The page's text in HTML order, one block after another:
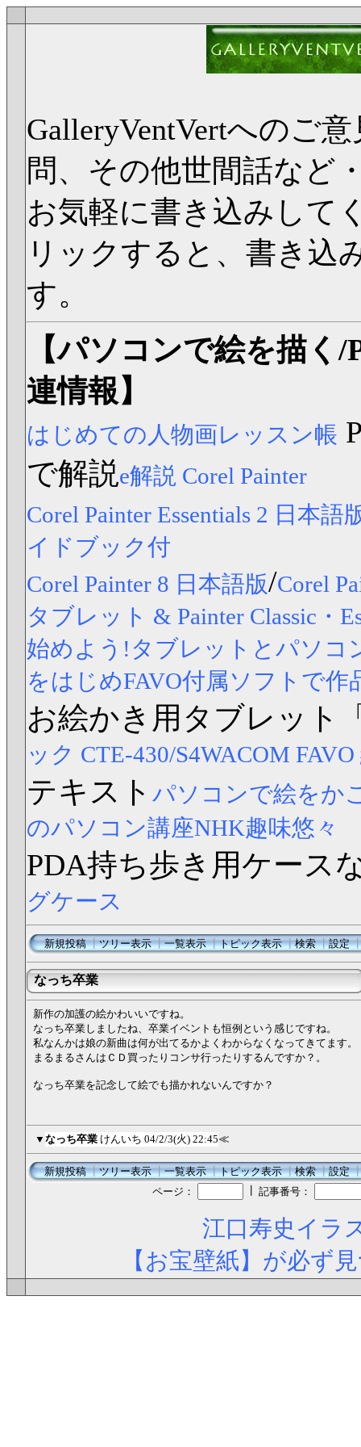
GalleryVentVertへのご
問、その他世間話など
お気軽に書き込みして
リックすると、書き込
す。
【パソコンで絵を描く
連情報】
はじめての人物画レッスン帳
で解説e解説 Corel Painter
Corel Painter Essentials 2 日本語
イドブック付
Corel Painter 8 日本語版/Corel
タブレット & Painter Classic・
始めよう!タブレットとパソコ
をはじめFAVO付属ソフトで作
お絵かき用タブレット
ック CTE-430/S4WACOM
テキスト パソコンで絵をか
のパソコン講座NHK趣味悠々
PDA持ち歩き用ケース
グケース
新規投稿┃ツリー表示┃一覧表示┃トピック表示┃検索┃設定
なっち卒業
新作の加護の絵かわいいですね。
なっち卒業しましたね、卒業イベントも恒例という感じですね。
私なんかは娘の新曲は何が出てるかよくわからなくなってきてます。
まるまるさんはＣＤ買ったりコンサ行ったりするんですか？。
なっち卒業を記念して絵でも描かれないんですか？
▼ なっち卒業 けんいち 04/2/3(火) 22:45≪
新規投稿┃ツリー表示┃一覧表示┃トピック表示┃検索┃設定
ページ：
記事番号：
江口寿史イラ
【お宝壁紙】が必ず